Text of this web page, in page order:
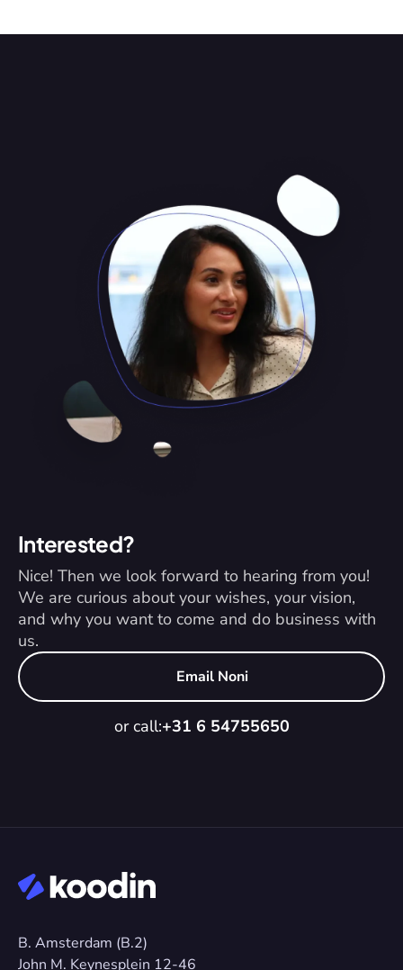
Interested?
Nice! Then we look forward to hearing from you!
We are curious about your wishes, your vision,
and why you want to come and do business with
us.
Email Noni
or call:+31 6 54755650
B. Amsterdam (B.2)
John M. Keynesplein 12-46